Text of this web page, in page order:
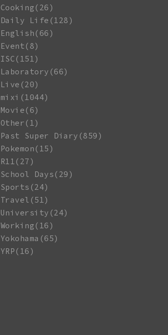
Cooking(26)
Daily Life(128)
English(66)
Event(8)
ISC(151)
Laboratory(66)
Live(20)
mixi(1044)
Movie(6)
Other(1)
Past Super Diary(859)
Pokemon(15)
R11(27)
School Days(29)
Sports(24)
Travel(51)
University(24)
Working(16)
Yokohama(65)
YRP(16)